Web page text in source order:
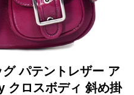
グ パテントレザー ア
クロスボディ 斜め掛